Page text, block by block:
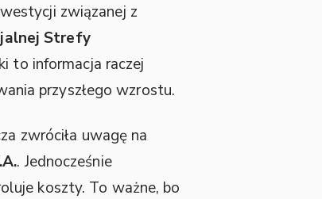
związanej z
Strefy
to informacja raczej
przyszłego wzrostu.
zwróciła uwagę na
. Jednocześnie
koszty. To ważne, bo